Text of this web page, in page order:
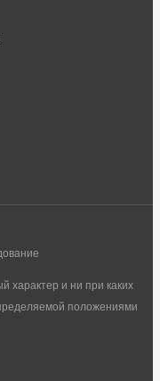
характер и ни при каких
положениями